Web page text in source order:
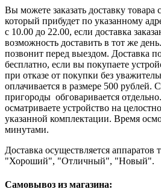
Вы можете заказать доставку
который прибудет по указанному
с 10.00 до 22.00, если доставка
возможность доставить в тот же
позвонит перед выездом. Доставка
бесплатно, если вы покупаете
при отказе от покупки без
оплачивается в размере 500 рублей.
пригороды обговаривается
осматриваете устройство на
указанной комплектации. Время
минутами.
Доставка осуществляется аппаратов
"Хороший", "Отличный", "Новый".
Самовывоз из магазина: